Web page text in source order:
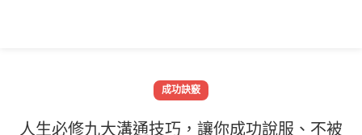
成功訣竅
人生必修九大溝通技巧，讓你成功說服、不被